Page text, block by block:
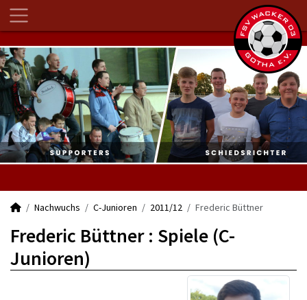
Nachwuchs C-Junioren 2011/12 Frederic Büttner
Frederic Büttner : Spiele (C-
Junioren)